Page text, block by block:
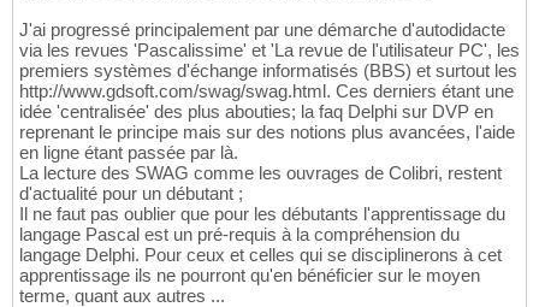
J'ai progressé principalement par une démarche d'autodidacte
via les revues 'Pascalissime' et 'La revue de l'utilisateur PC', les
premiers systèmes d'échange informatisés (BBS) et surtout les
http://www.gdsoft.com/swag/swag.html. Ces derniers étant une
idée 'centralisée' des plus abouties; la faq Delphi sur DVP en
reprenant le principe mais sur des notions plus avancées, l'aide
en ligne étant passée par là.
La lecture des SWAG comme les ouvrages de Colibri, restent
d'actualité pour un débutant ;
Il ne faut pas oublier que pour les débutants l'apprentissage du
langage Pascal est un pré-requis à la compréhension du
langage Delphi. Pour ceux et celles qui se disciplinerons à cet
apprentissage ils ne pourront qu'en bénéficier sur le moyen
terme, quant aux autres ...